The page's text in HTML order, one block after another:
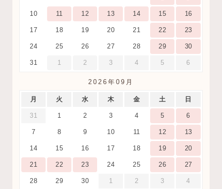
10 11 12 13 14 15 16
17 18 19 20 21 22 23
24 25 26 27 28 29 30
31 1 2 3 4 5 6
2026年09月
月 火 水 木 金 土 日
31 1 2 3 4 5 6
7 8 9 10 11 12 13
14 15 16 17 18 19 20
21 22 23 24 25 26 27
28 29 30 1 2 3 4